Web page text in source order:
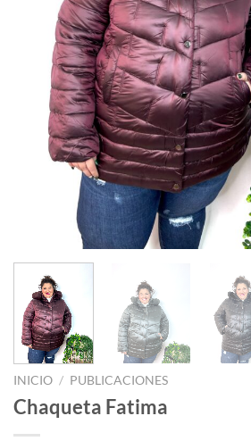
INICIO / PUBLICACIONES
Chaqueta Fatima